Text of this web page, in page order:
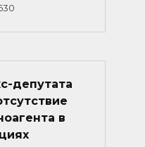
депутата
в